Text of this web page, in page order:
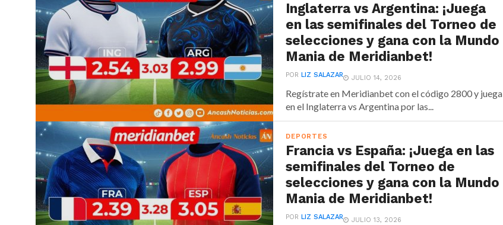
Inglaterra vs Argentina: ¡Juega
en las semifinales del Torneo de
selecciones y gana con la Mundo
Mania de Meridianbet!
POR LIZ SALAZAR JULIO 14, 2026
Regístrate en Meridianbet con el código 2800 y juega
en el Inglaterra vs Argentina por las...
DEPORTES
Francia vs España: ¡Juega en las
semifinales del Torneo de
selecciones y gana con la Mundo
Mania de Meridianbet!
POR LIZ SALAZAR JULIO 13, 2026